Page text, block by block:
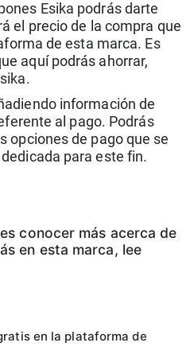
Esika podrás darte
el precio de la compra que
de esta marca. Es
aquí podrás ahorrar,
información de
al pago. Podrás
opciones de pago que se
para este fin.
conocer más acerca de
en esta marca, lee
en la plataforma de